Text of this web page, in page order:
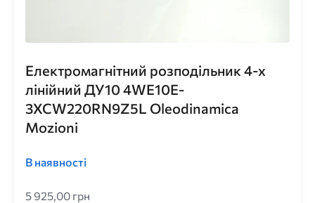
Електромагнітний розподільник 4-х
лінійний ДУ10 4WE10E-
3XCW220RN9Z5L Oleodinamica
Mozioni
В наявності
5 925,00 грн